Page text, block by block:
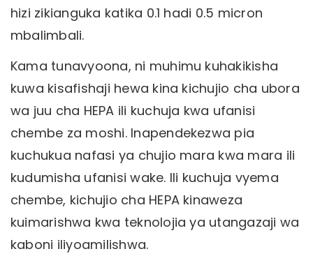
hizi zikianguka katika 0.1 hadi 0.5 micron
mbalimbali.
Kama tunavyoona, ni muhimu kuhakikisha
kuwa kisafishaji hewa kina kichujio cha ubora
wa juu cha HEPA ili kuchuja kwa ufanisi
chembe za moshi. Inapendekezwa pia
kuchukua nafasi ya chujio mara kwa mara ili
kudumisha ufanisi wake. Ili kuchuja vyema
chembe, kichujio cha HEPA kinaweza
kuimarishwa kwa teknolojia ya utangazaji wa
kaboni iliyoamilishwa.